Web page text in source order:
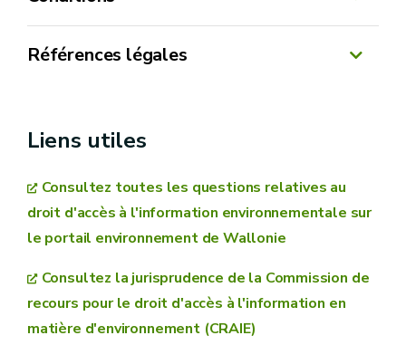
Références légales
par le SPW ARNE)
Art. 10 à 20)
Décret relatif à la publicité de
l'Administration
Convention d'Aarhus
Liens utiles
Consultez toutes les questions relatives au
droit d'accès à l'information environnementale sur
le portail environnement de Wallonie
Consultez la jurisprudence de la Commission de
recours pour le droit d'accès à l'information en
matière d'environnement (CRAIE)